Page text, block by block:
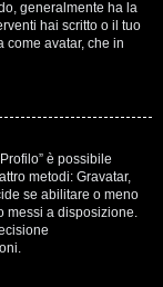
generalmente ha la
hai scritto o il tuo
come avatar, che in
è possibile
metodi: Gravatar,
se abilitare o meno
messi a disposizione.